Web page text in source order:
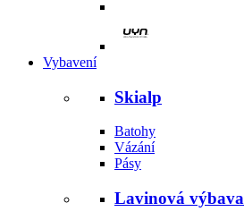
Vybavení
Skialp
Batohy
Vázání
Pásy
Lavinová výbava